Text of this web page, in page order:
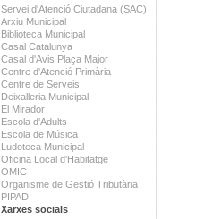
Servei d'Atenció Ciutadana (SAC)
Arxiu Municipal
Biblioteca Municipal
Casal Catalunya
Casal d'Avis Plaça Major
Centre d'Atenció Primària
Centre de Serveis
Deixalleria Municipal
El Mirador
Escola d'Adults
Escola de Música
Ludoteca Municipal
Oficina Local d'Habitatge
OMIC
Organisme de Gestió Tributària
PIPAD
Xarxes socials